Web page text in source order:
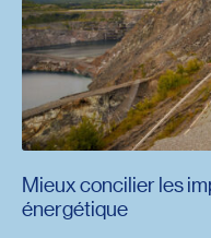
Mieux concilier les
énergétique